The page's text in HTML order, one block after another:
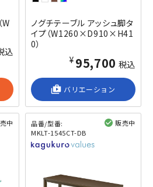
W
込
ノグチテーブル アッシュ脚タ
イプ（W1260×D910×H41
0）
¥95,700 税込
shop_2 バリエーション
中
品番/型番:
MKLT-1545CT-DB
販売中